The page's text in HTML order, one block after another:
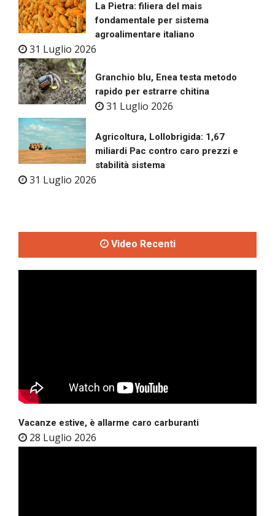
La Pietra: filiera del mais
fondamentale per sistema
agroalimentare italiano
31 Luglio 2026
Granchio blu, Enea testa metodo
rapido per estrarre chitina
31 Luglio 2026
Agricoltura, Lollobrigida: 1,67
miliardi Pac contro caro prezzi e
stabilità sistema
31 Luglio 2026
Video Recenti
Vacanze estive, è allarme caro carburanti
28 Luglio 2026